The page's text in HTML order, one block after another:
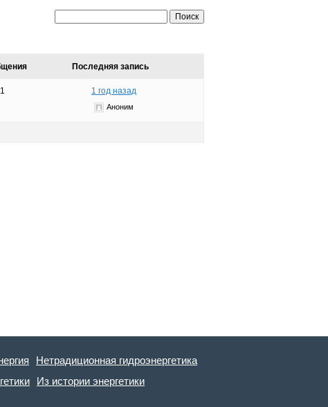
Последняя запись
1 1 год назад
Аноним
Нетрадиционная гидроэнергетика
Из истории энергетики